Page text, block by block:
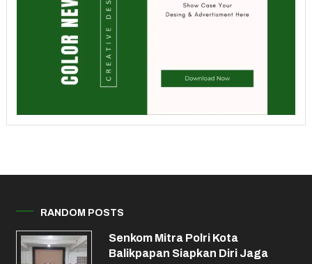
RANDOM POSTS
Senkom Mitra Polri Kota
Balikpapan Siapkan Diri Jaga